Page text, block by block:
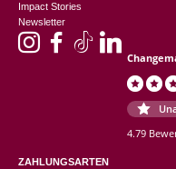
Impact Stories
Newsletter
4.79
ZAHLUNGSARTEN